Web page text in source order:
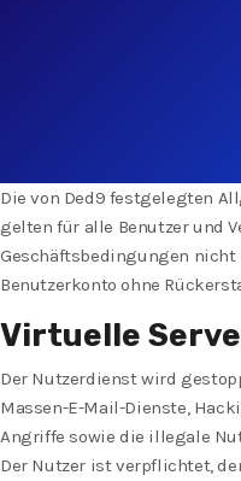
Die von Ded9 festgelegten
gelten für alle Benutzer und
Geschäftsbedingungen nicht
Benutzerkonto ohne
Virtuelle
Der Nutzerdienst wird
Massen-E-Mail-Dienste,
Angriffe sowie die illegale
Der Nutzer ist verpflichtet,